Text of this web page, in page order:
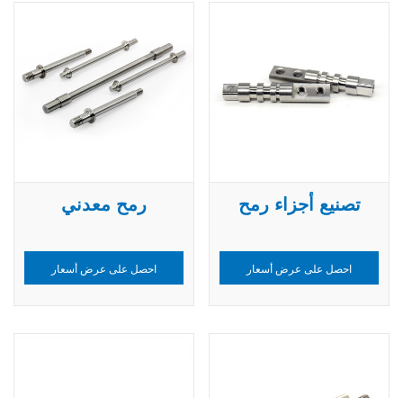
رمح معدني
احصل على عرض أسعار
تصنيع أجزاء رمح
احصل على عرض أسعار